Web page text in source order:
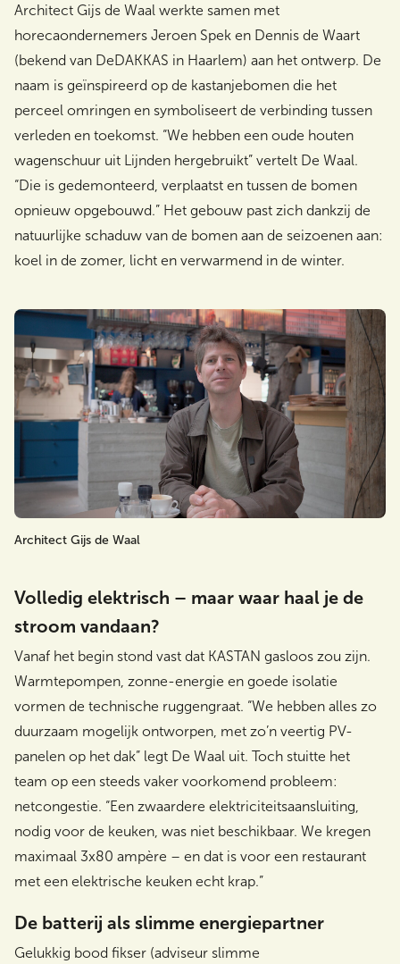
Architect Gijs de Waal werkte samen met
horecaondernemers Jeroen Spek en Dennis de Waart
(bekend van DeDAKKAS in Haarlem) aan het ontwerp. De
naam is geïnspireerd op de kastanjebomen die het
perceel omringen en symboliseert de verbinding tussen
verleden en toekomst. “We hebben een oude houten
wagenschuur uit Lijnden hergebruikt” vertelt De Waal.
“Die is gedemonteerd, verplaatst en tussen de bomen
opnieuw opgebouwd.” Het gebouw past zich dankzij de
natuurlijke schaduw van de bomen aan de seizoenen aan:
koel in de zomer, licht en verwarmend in de winter.
Architect Gijs de Waal
Volledig elektrisch – maar waar haal je de
stroom vandaan?
Vanaf het begin stond vast dat KASTAN gasloos zou zijn.
Warmtepompen, zonne-energie en goede isolatie
vormen de technische ruggengraat. “We hebben alles zo
duurzaam mogelijk ontworpen, met zo’n veertig PV-
panelen op het dak” legt De Waal uit. Toch stuitte het
team op een steeds vaker voorkomend probleem:
netcongestie. “Een zwaardere elektriciteitsaansluiting,
nodig voor de keuken, was niet beschikbaar. We kregen
maximaal 3x80 ampère – en dat is voor een restaurant
met een elektrische keuken echt krap.”
De batterij als slimme energiepartner
Gelukkig bood fikser (adviseur slimme